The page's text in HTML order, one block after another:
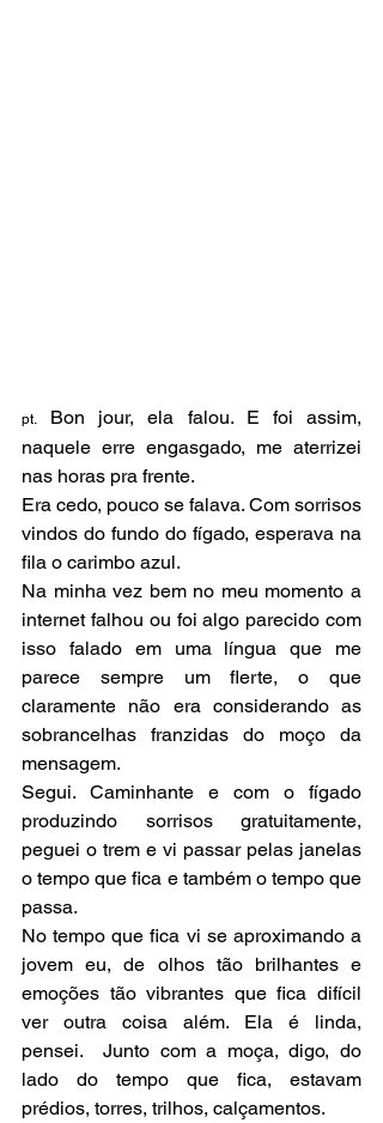
pt.
Bon jour, ela falou. E foi assim,
naquele erre engasgado, me aterrizei
nas horas pra frente.
Era cedo, pouco se falava. Com sorrisos
vindos do fundo do fígado, esperava na
fila o carimbo azul.
Na minha vez bem no meu momento a
internet falhou ou foi algo parecido com
isso falado em uma língua que me
parece sempre um flerte, o que
claramente não era considerando as
sobrancelhas franzidas do moço da
mensagem.
Segui. Caminhante e com o fígado
produzindo sorrisos gratuitamente,
peguei o trem e vi passar pelas janelas
o tempo que fica e também o tempo que
passa.
No tempo que fica vi se aproximando a
jovem eu, de olhos tão brilhantes e
emoções tão vibrantes que fica difícil
ver outra coisa além. Ela é linda,
pensei.  Junto com a moça, digo, do
lado do tempo que fica, estavam
prédios, torres, trilhos, calçamentos.